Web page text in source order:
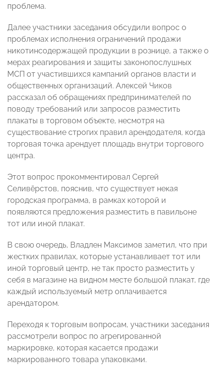
проблема.
Далее участники заседания обсудили вопрос о
проблемах исполнения ограничений продажи
никотинсодержащей продукции в рознице, а также о
мерах реагирования и защиты законопослушных
МСП от участившихся кампаний органов власти и
общественных организаций. Алексей Чиков
рассказал об обращениях предпринимателей по
поводу требований или запросов разместить
плакаты в торговом объекте, несмотря на
существование строгих правил арендодателя, когда
торговая точка арендует площадь внутри торгового
центра.
Этот вопрос прокомментировал Сергей
Селивёрстов, пояснив, что существует некая
городская программа, в рамках которой и
появляются предложения разместить в павильоне
тот или иной плакат.
В свою очередь, Владлен Максимов заметил, что при
жестких правилах, которые устанавливает тот или
иной торговый центр, не так просто разместить у
себя в магазине на видном месте большой плакат, где
каждый используемый метр оплачивается
арендатором.
Переходя к торговым вопросам, участники заседания
рассмотрели вопрос по агрегированной
маркировке, которая касается продажи
маркированного товара упаковками.